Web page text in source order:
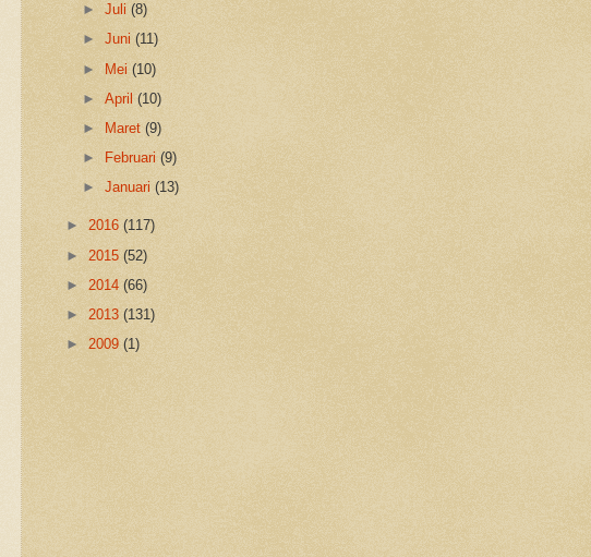
►Juli(8)
►Juni(11)
► Mei(10)
►April(10)
►
Maret(9)
►
Februari(9)
►Januari(13)
► 2016 (117)
► 2015 (52)
► 2014 (66)
► 2013 (131)
► 2009 (1)